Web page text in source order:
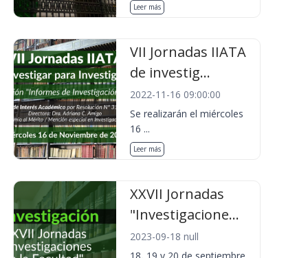
Leer más
VII Jornadas IIATA
de investig...
2022-11-16 09:00:00
Se realizarán el miércoles
16 ...
Leer más
XXVII Jornadas
"Investigacione...
2023-09-18 null